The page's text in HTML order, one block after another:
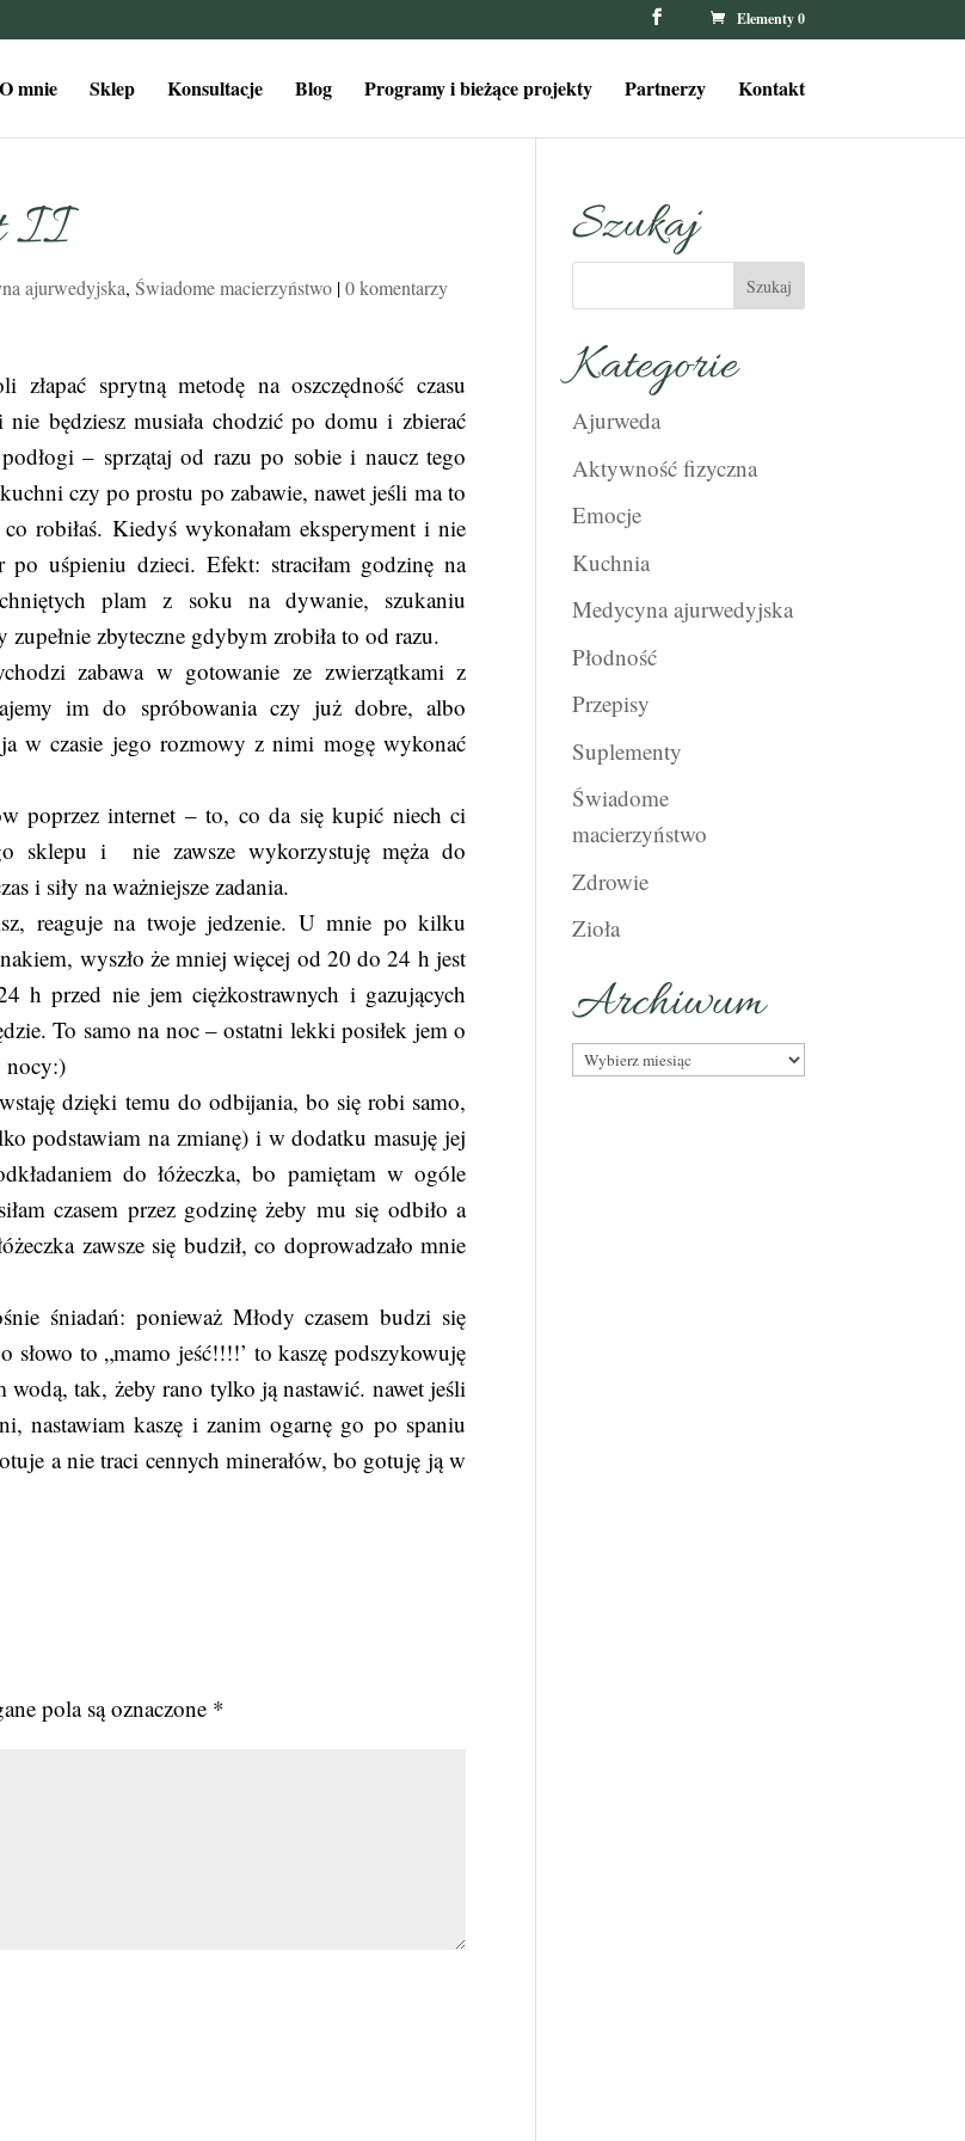
Elementy 0
O mnie Sklep Konsultacje Blog Programy i bieżące projekty Partnerzy Kontakt
II
ajurwedyjska,Świadome macierzyństwo |0 komentarzy
sprytną metodę na oszczędność czasu
będziesz musiała chodzić po domu i zbierać
– sprzątaj od razu po sobie i naucz tego
czy po prostu po zabawie, nawet jeśli ma to
robiłaś. Kiedyś wykonałam eksperyment i nie
po uśpieniu dzieci. Efekt: straciłam godzinę na
plam z soku na dywanie, szukaniu
zbyteczne gdybym zrobiła to od razu.
zabawa w gotowanie ze zwierzątkami z
im do spróbowania czy już dobre, albo
w czasie jego rozmowy z nimi mogę wykonać
poprzez internet – to, co da się kupić niech ci
sklepu i nie zawsze wykorzystuję męża do
i siły na ważniejsze zadania.
reaguje na twoje jedzenie. U mnie po kilku
wyszło że mniej więcej od 20 do 24 h jest
h przed nie jem ciężkostrawnych i gazujących
To samo na noc – ostatni lekki posiłek jem o
nocy:)
dzięki temu do odbijania, bo się robi samo,
podstawiam na zmianę) i w dodatku masuję jej
do łóżeczka, bo pamiętam w ogóle
czasem przez godzinę żeby mu się odbiło a
zawsze się budził, co doprowadzało mnie
śniadań: ponieważ Młody czasem budzi się
słowo to „mamo jeść!!!!’ to kaszę podszykowuję
tak, żeby rano tylko ją nastawić. nawet jeśli
nastawiam kaszę i zanim ogarnę go po spaniu
a nie traci cennych minerałów, bo gotuję ją w
pola są oznaczone *
Szukaj
Kategorie
Ajurweda
Aktywność fizyczna
Emocje
Kuchnia
Medycyna ajurwedyjska
Płodność
Przepisy
Suplementy
Świadome
macierzyństwo
Zdrowie
Zioła
Archiwum
Archiwum